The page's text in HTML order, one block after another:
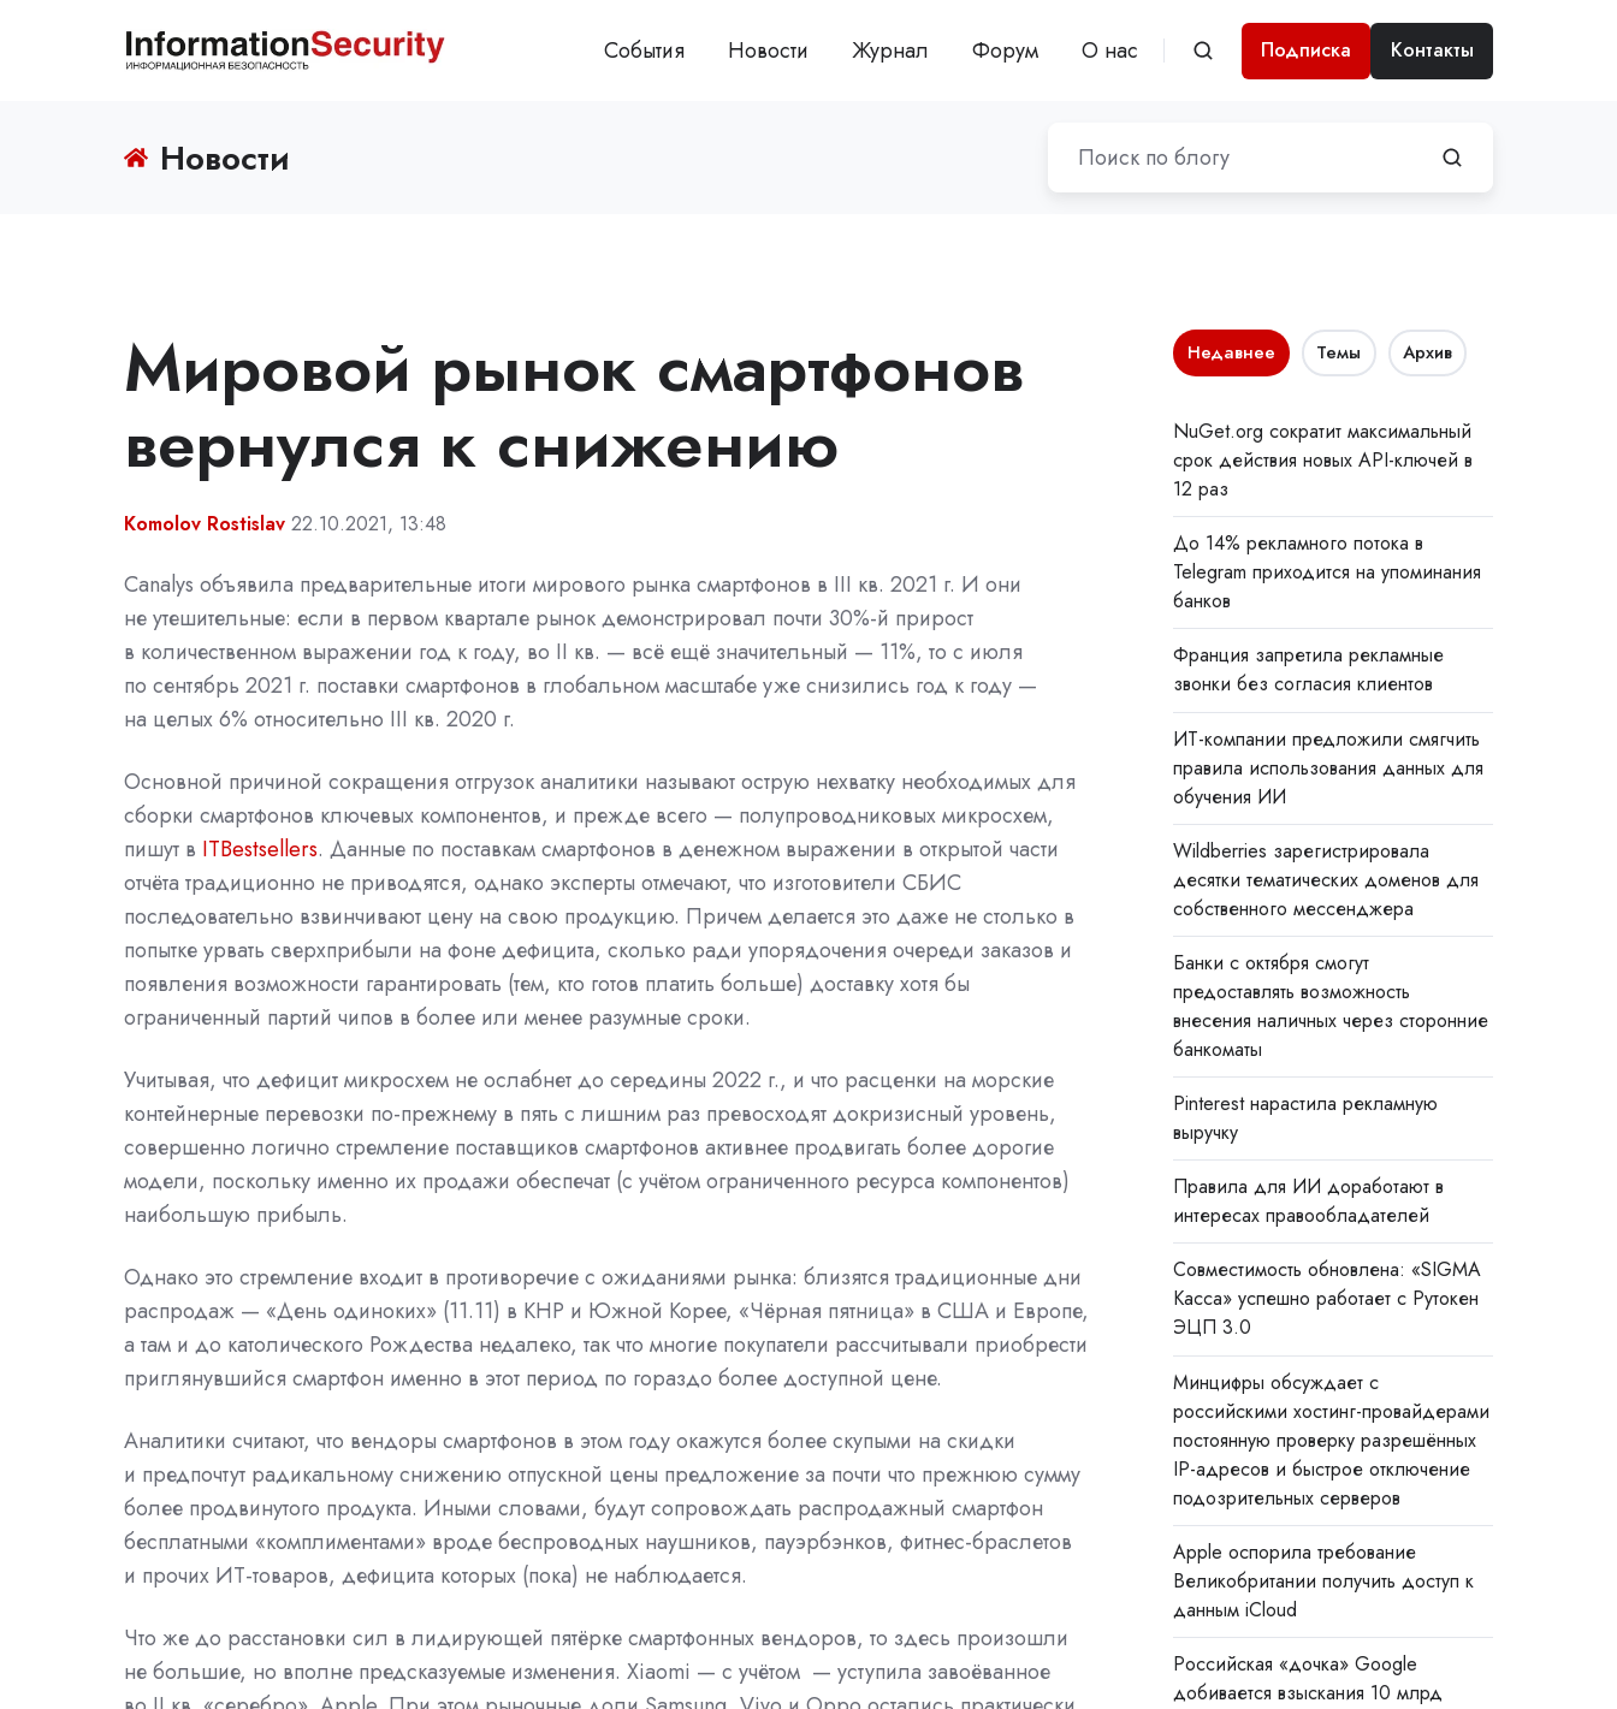
События Новости Журнал Форум О нас Подписка Контакты
Новости
Мировой рынок смартфонов
вернулся к снижению
Komolov Rostislav 22.10.2021, 13:48
Canalys объявила предварительные итоги мирового рынка смартфонов в III кв. 2021 г. И они
не утешительные: если в первом квартале рынок демонстрировал почти 30%-й прирост
в количественном выражении год к году, во II кв. — всё ещё значительный — 11%, то с июля
по сентябрь 2021 г. поставки смартфонов в глобальном масштабе уже снизились год к году —
на целых 6% относительно III кв. 2020 г.
Основной причиной сокращения отгрузок аналитики называют острую нехватку необходимых для
сборки смартфонов ключевых компонентов, и прежде всего — полупроводниковых микросхем,
пишут в ITBestsellers. Данные по поставкам смартфонов в денежном выражении в открытой части
отчёта традиционно не приводятся, однако эксперты отмечают, что изготовители СБИС
последовательно взвинчивают цену на свою продукцию. Причем делается это даже не столько в
попытке урвать сверхприбыли на фоне дефицита, сколько ради упорядочения очереди заказов и
появления возможности гарантировать (тем, кто готов платить больше) доставку хотя бы
ограниченный партий чипов в более или менее разумные сроки.
Учитывая, что дефицит микросхем не ослабнет до середины 2022 г., и что расценки на морские
контейнерные перевозки по-прежнему в пять с лишним раз превосходят докризисный уровень,
совершенно логично стремление поставщиков смартфонов активнее продвигать более дорогие
модели, поскольку именно их продажи обеспечат (с учётом ограниченного ресурса компонентов)
наибольшую прибыль.
Однако это стремление входит в противоречие с ожиданиями рынка: близятся традиционные дни
распродаж — «День одиноких» (11.11) в КНР и Южной Корее, «Чёрная пятница» в США и Европе,
а там и до католического Рождества недалеко, так что многие покупатели рассчитывали приобрести
приглянувшийся смартфон именно в этот период по гораздо более доступной цене.
Аналитики считают, что вендоры смартфонов в этом году окажутся более скупыми на скидки
и предпочтут радикальному снижению отпускной цены предложение за почти что прежнюю сумму
более продвинутого продукта. Иными словами, будут сопровождать распродажный смартфон
бесплатными «комплиментами» вроде беспроводных наушников, пауэрбэнков, фитнес-браслетов
и прочих ИТ-товаров, дефицита которых (пока) не наблюдается.
Что же до расстановки сил в лидирующей пятёрке смартфонных вендоров, то здесь произошли
не большие, но вполне предсказуемые изменения. Xiaomi — с учётом — уступила завоёванное
Недавнее Темы Архив
NuGet.org сократит максимальный
срок действия новых API-ключей в
12 раз
До 14% рекламного потока в
Telegram приходится на упоминания
банков
Франция запретила рекламные
звонки без согласия клиентов
ИТ-компании предложили смягчить
правила использования данных для
обучения ИИ
Wildberries зарегистрировала
десятки тематических доменов для
собственного мессенджера
Банки с октября смогут
предоставлять возможность
внесения наличных через сторонние
банкоматы
Pinterest нарастила рекламную
выручку
Правила для ИИ доработают в
интересах правообладателей
Совместимость обновлена: «SIGMA
Касса» успешно работает с Рутокен
ЭЦП 3.0
Минцифры обсуждает с
российскими хостинг-провайдерами
постоянную проверку разрешённых
IP-адресов и быстрое отключение
подозрительных серверов
Apple оспорила требование
Великобритании получить доступ к
данным iCloud
Российская «дочка» Google
добивается взыскания 10 млрд